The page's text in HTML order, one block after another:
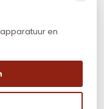
en